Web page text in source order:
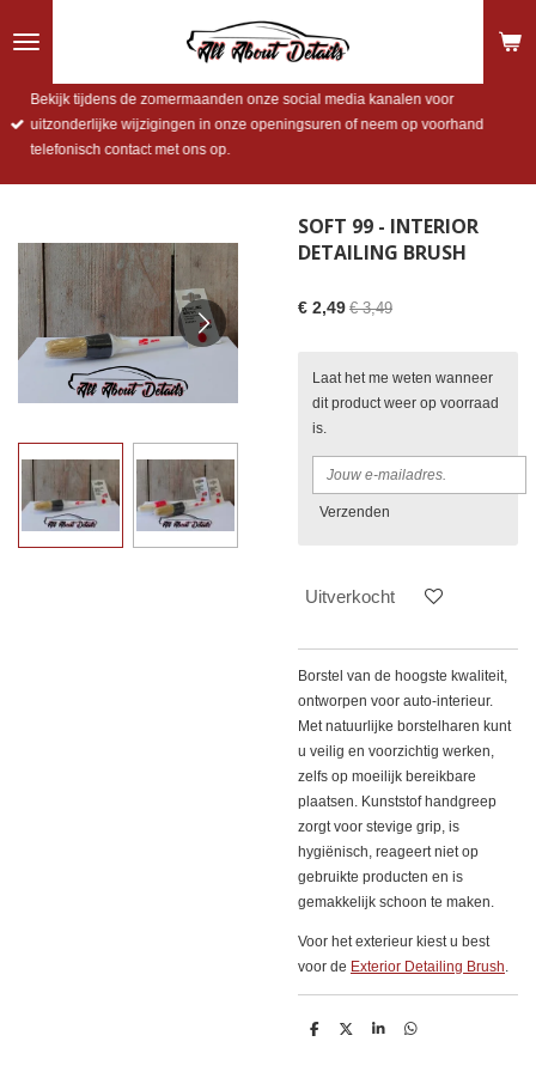
direct
hoofdinhoud
Bekijk tijdens de zomermaanden onze social media kanalen voor
uitzonderlijke wijzigingen in onze openingsuren of neem op voorhand
telefonisch contact met ons op.
SOFT 99 - INTERIOR
DETAILING BRUSH
€ 2,49 € 3,49
Laat het me weten wanneer
dit product weer op voorraad
is.
Verzenden
Uitverkocht
Borstel van de hoogste kwaliteit,
ontworpen voor auto-interieur.
Met natuurlijke borstelharen kunt
u veilig en voorzichtig werken,
zelfs op moeilijk bereikbare
plaatsen. Kunststof handgreep
zorgt voor stevige grip, is
hygiënisch, reageert niet op
gebruikte producten en is
gemakkelijk schoon te maken.
Voor het exterieur kiest u best
voor de Exterior Detailing Brush
D
D
S
D